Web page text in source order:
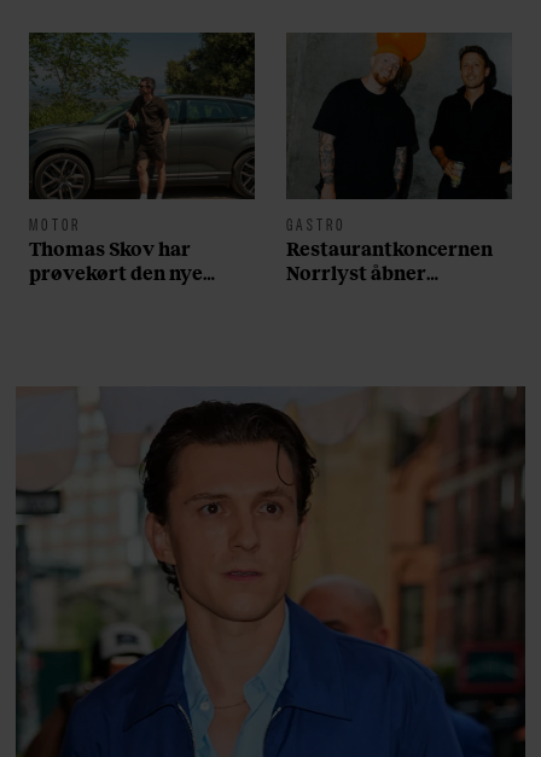
MOTOR
Thomas Skov har
prøvekørt den nye
GASTRO
Restaurantkoncernen
Norrlyst åbner